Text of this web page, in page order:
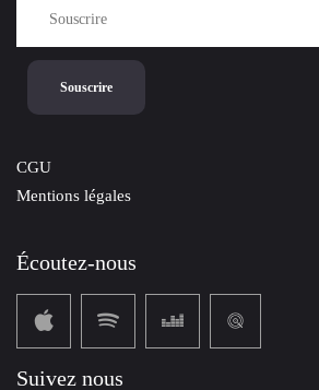
CGU
Mentions légales
Écoutez-nous
Suivez nous